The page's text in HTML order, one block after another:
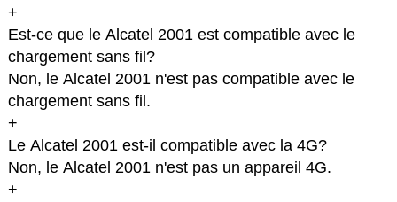
+
Est-ce que le Alcatel 2001 est compatible avec le
chargement sans fil?
Non, le Alcatel 2001 n'est pas compatible avec le
chargement sans fil.
+
Le Alcatel 2001 est-il compatible avec la 4G?
Non, le Alcatel 2001 n'est pas un appareil 4G.
+